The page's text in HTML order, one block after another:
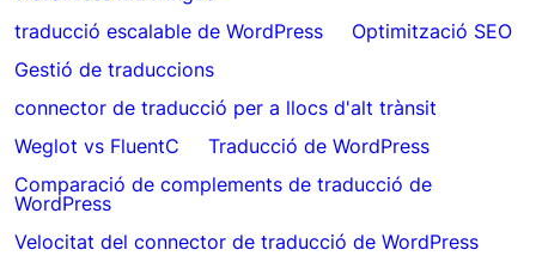
traducció escalable de WordPress
Optimització SEO
Gestió de traduccions
connector de traducció per a llocs d'alt trànsit
Weglot vs FluentC
Traducció de WordPress
Comparació de complements de traducció de
WordPress
Velocitat del connector de traducció de WordPress